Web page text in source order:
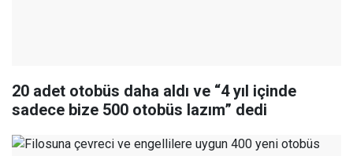
20 adet otobüs daha aldı ve “4 yıl içinde
sadece bize 500 otobüs lazım” dedi